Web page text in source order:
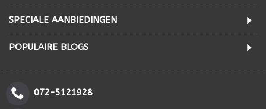
SPECIALE AANBIEDINGEN
POPULAIRE BLOGS
072-5121928